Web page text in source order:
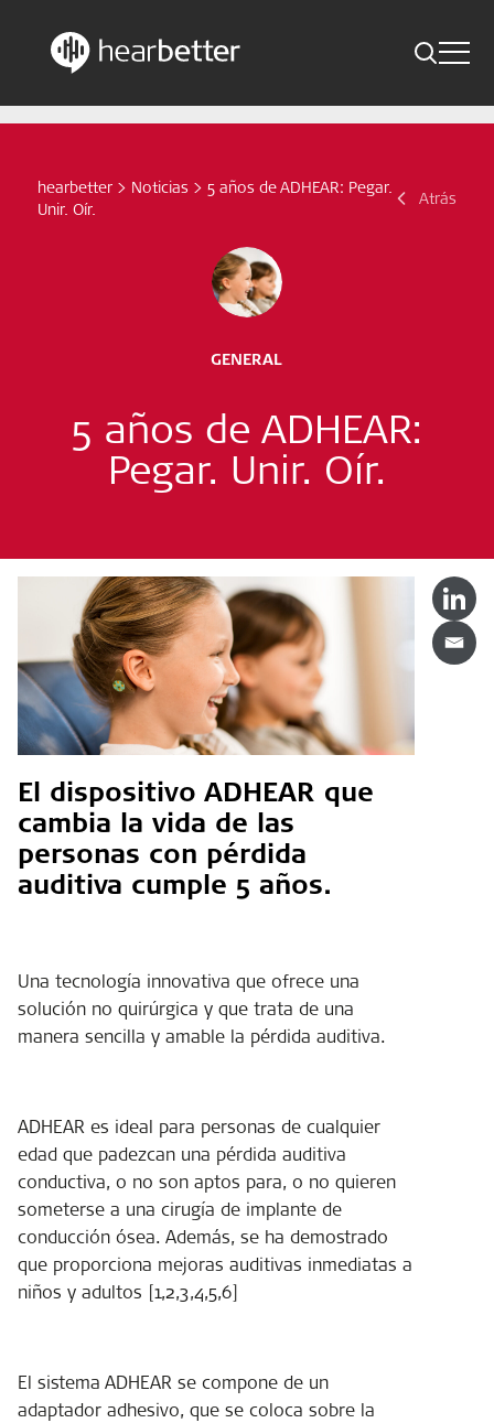
Skip
Toggle
Indicaciones
Suscríbete ahora
Buscar
hearbetter > Noticias > 5 años de ADHEAR: Pegar.
Unir. Oír.
Atrás
GENERAL
5 años de ADHEAR:
Pegar. Unir. Oír.
El dispositivo ADHEAR que
cambia la vida de las
personas con pérdida
auditiva cumple 5 años.
Una tecnología innovativa que ofrece una
solución no quirúrgica y que trata de una
manera sencilla y amable la pérdida auditiva.
ADHEAR es ideal para personas de cualquier
edad que padezcan una pérdida auditiva
conductiva, o no son aptos para, o no quieren
someterse a una cirugía de implante de
conducción ósea. Además, se ha demostrado
que proporciona mejoras auditivas inmediatas a
niños y adultos [1,2,3,4,5,6]
El sistema ADHEAR se compone de un
adaptador adhesivo, que se coloca sobre la